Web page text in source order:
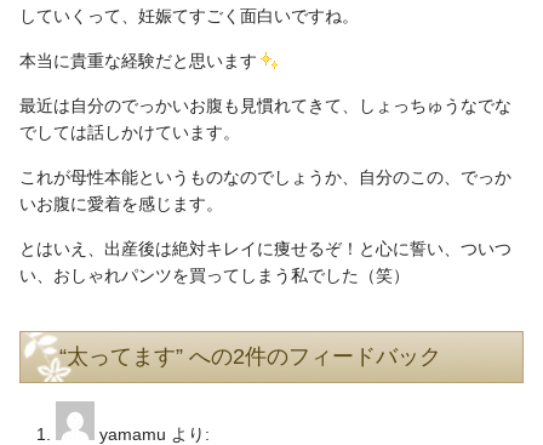
していくって、妊娠てすごく面白いですね。
本当に貴重な経験だと思います
最近は自分のでっかいお腹も見慣れてきて、しょっちゅうなでな
でしては話しかけています。
これが母性本能というものなのでしょうか、自分のこの、でっか
いお腹に愛着を感じます。
とはいえ、出産後は絶対キレイに痩せるぞ！と心に誓い、ついつ
い、おしゃれパンツを買ってしまう私でした（笑）
“太ってます” への2件のフィードバック
yamamu より: